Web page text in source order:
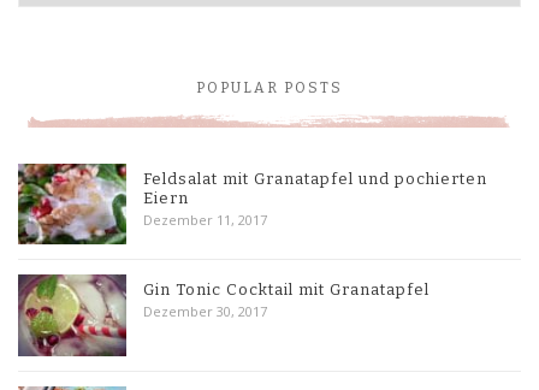
POPULAR POSTS
Feldsalat mit Granatapfel und pochierten
Eiern
Dezember 11, 2017
Gin Tonic Cocktail mit Granatapfel
Dezember 30, 2017